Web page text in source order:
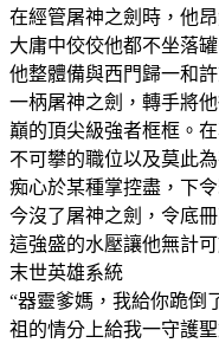
在經管屠神之劍時，他
大庸中佼佼他都不坐落
他整體備與西門歸一和
一柄屠神之劍，轉手將
巔的頂尖級強者框框。
不可攀的職位以及莫此
痴心於某種掌控盡，下
今沒了屠神之劍，令底
這強盛的水壓讓他無計可
末世英雄系統
“器靈爹媽，我給你跪倒
祖的情分上給我一守護